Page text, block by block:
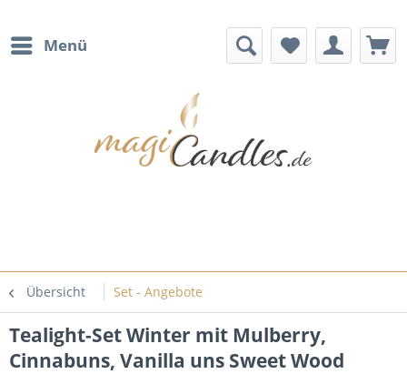
Menü
Übersicht Set - Angebote
Tealight-Set Winter mit Mulberry,
Cinnabuns, Vanilla uns Sweet Wood